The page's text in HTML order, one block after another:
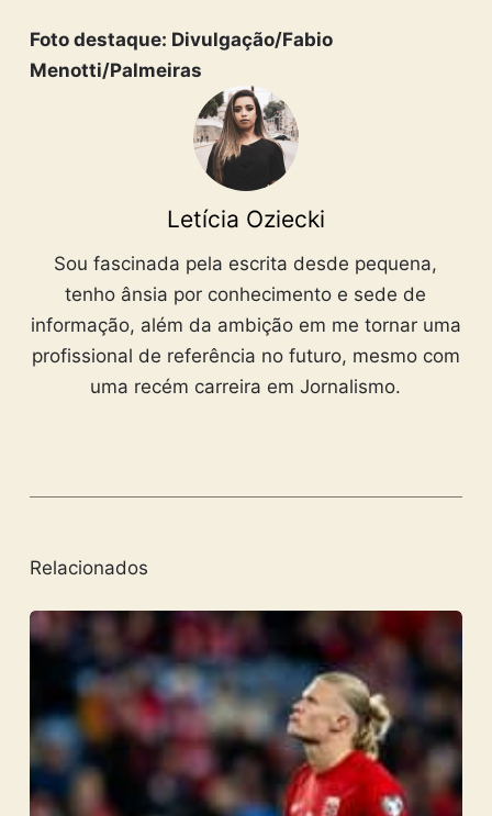
Foto destaque: Divulgação/Fabio
Menotti/Palmeiras
Letícia Oziecki
Sou fascinada pela escrita desde pequena,
tenho ânsia por conhecimento e sede de
informação, além da ambição em me tornar uma
profissional de referência no futuro, mesmo com
uma recém carreira em Jornalismo.
Relacionados